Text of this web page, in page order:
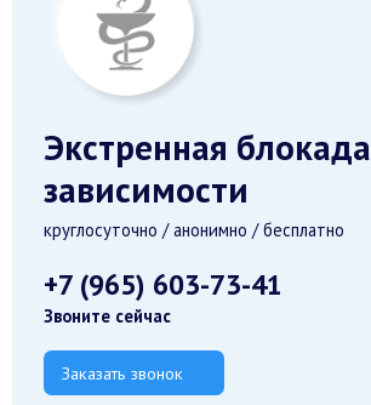
Экстренная блокада
зависимости
круглосуточно / анонимно / бесплатно
+7 (965) 603-73-41
Звоните сейчас
Заказать звонок